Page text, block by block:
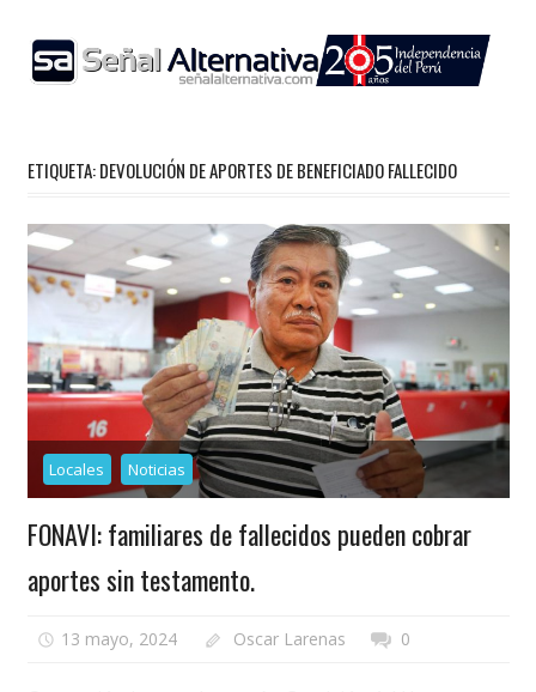
content
ETIQUETA:DEVOLUCIÓN DE APORTES DE BENEFICIADO FALLECIDO
Locales Noticias
FONAVI: familiares de fallecidos pueden cobrar
aportes sin testamento.
13 mayo, 2024 Oscar Larenas 0